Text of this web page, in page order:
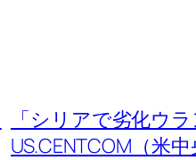
「シリアで劣化ウラ
US.CENTCOM（米